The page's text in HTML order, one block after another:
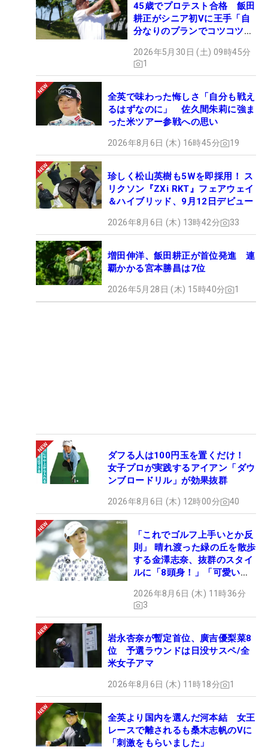
45歳でプロテスト合格 飯田
耕正がシニア初Vに王手「自
分なりのプランでコツコツ
2026年5月30日 (土) 09時45分
1
全英で味わった悔しさ「自分も戦え
るはずなのに」 佐久間朱莉に強ま
った米ツアー参戦への思い
2026年8月6日 (木) 16時45分 19
珍しく松山英樹も5Wを即採用！ ス
リクソン『ZXi RKT』フェアウェイ
＆ハイブリッド、9月12日デビュー
2026年8月6日 (木) 13時42分 33
増田伸洋、飯田耕正が首位発進 連
覇かかる宮本勝昌は7位
2026年5月28日 (木) 15時40分 1
ダフる人は100円玉を置くだけ！
女子プロが実践するアイアン「ダウ
ンブロードリル」が効果抜群
2026年8月6日 (木) 12時00分 40
「これでゴルフ上手いとか反
則」 晴れ渡った緑の丘を散歩
する金澤志奈、抜群のスタイ
ルに「8頭身！」「可愛いに
2026年8月6日 (木) 11時36分
3
岩永杏奈が暫定首位、廣吉優梨菜8
位 予選ラウンドは日没サスペ/全
米女子アマ
2026年8月6日 (木) 11時18分 1
全英より国内を選んだ河本結 女王
レースで離されるも桑木志帆のVに
「刺激をもらいました」